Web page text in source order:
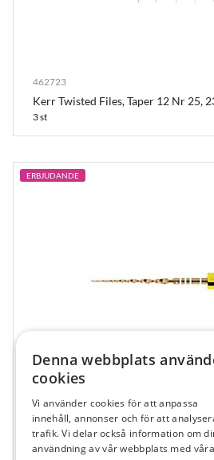
462723
Kerr Twisted Files, Taper 12 Nr 25,
3 st
ERBJUDANDE
530637
WaveOne Gold Filar Taper 07 Nr 20
6 st
Denna webbplats
cookies
Vi använder cookies för att anpassa
innehåll, annonser och för att
trafik. Vi delar också information om
användning av vår webbplats med våra